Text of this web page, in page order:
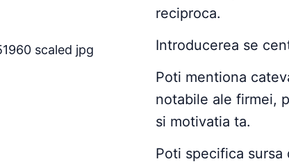
reciproca.
Introducerea se
Poti mentiona
notabile ale firmei,
si motivatia ta.
Poti specifica